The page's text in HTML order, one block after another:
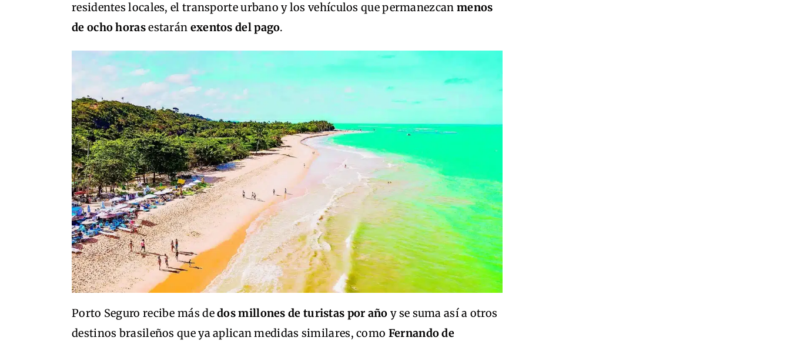
residentes locales, el transporte urbano y los vehículos que permanezcan menos
de ocho horasestarán exentos del pago.
Porto Seguro recibe más dedos millones de turistas por año y se suma así a otros
destinos brasileños que ya aplican medidas similares, como Fernando de